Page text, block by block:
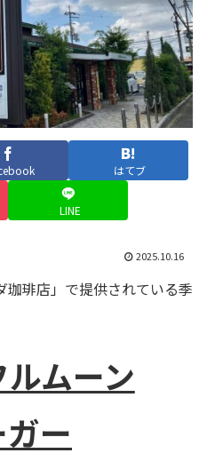
はてブ
LINE
2025.10.16
琲店」で提供されている季
ムーン
ー